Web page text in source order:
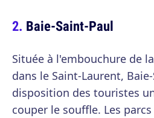
Baie-Saint-Paul
Située à l'embouchure de
dans le Saint-Laurent,
disposition des touristes
couper le souffle. Les